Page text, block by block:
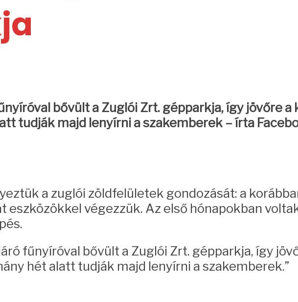
bővült a Zuglói Zrt. gépparkja, így jövőre
tudják majd lenyírni a szakemberek – írta
a zuglói zöldfelületek gondozását: a
eszközökkel végezzük. Az első hónapokban
fűnyíróval bővült a Zuglói Zrt. gépparkja, így
hét alatt tudják majd lenyírni a szakemberek.”